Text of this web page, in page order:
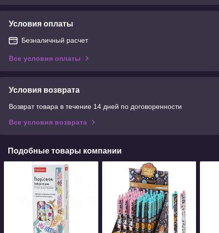
Условия оплаты
Безналичный расчет
Все условия оплаты
Условия возврата
Возврат товара в течение 14 дней по договоренности
Все условия возврата
Подобные товары компании